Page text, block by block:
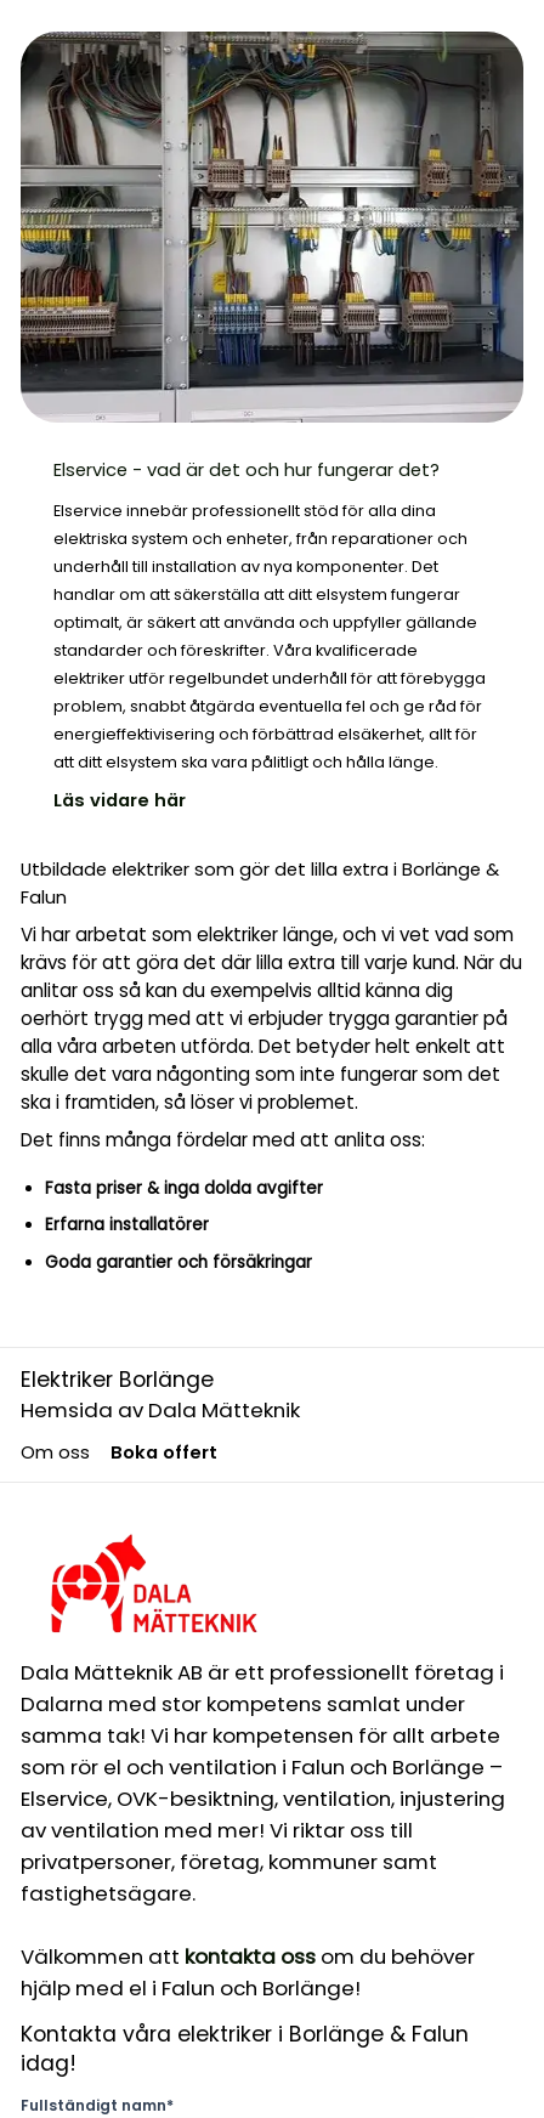
Elservice - vad är det och hur fungerar det?
Elservice innebär professionellt stöd för alla dina
elektriska system och enheter, från reparationer och
underhåll till installation av nya komponenter. Det
handlar om att säkerställa att ditt elsystem fungerar
optimalt, är säkert att använda och uppfyller gällande
standarder och föreskrifter. Våra kvalificerade
elektriker utför regelbundet underhåll för att förebygga
problem, snabbt åtgärda eventuella fel och ge råd för
energieffektivisering och förbättrad elsäkerhet, allt för
att ditt elsystem ska vara pålitligt och hålla länge.
Läs vidare här
Utbildade elektriker som gör det lilla extra i Borlänge &
Falun
Vi har arbetat som elektriker länge, och vi vet vad som
krävs för att göra det där lilla extra till varje kund. När du
anlitar oss så kan du exempelvis alltid känna dig
oerhört trygg med att vi erbjuder trygga garantier på
alla våra arbeten utförda. Det betyder helt enkelt att
skulle det vara någonting som inte fungerar som det
ska i framtiden, så löser vi problemet.
Det finns många fördelar med att anlita oss:
Fasta priser & inga dolda avgifter
Erfarna installatörer
Goda garantier och försäkringar
Elektriker Borlänge
Hemsida av Dala Mätteknik
Om oss Boka offert
Dala Mätteknik AB är ett professionellt företag i
Dalarna med stor kompetens samlat under
samma tak! Vi har kompetensen för allt arbete
som rör el och ventilation i Falun och Borlänge –
Elservice, OVK-besiktning, ventilation, injustering
av ventilation med mer! Vi riktar oss till
privatpersoner, företag, kommuner samt
fastighetsägare.
Välkommen att kontakta ossom du behöver
hjälp med el i Falun och Borlänge!
Kontakta våra elektriker i Borlänge & Falun
idag!
Fullständigt namn*